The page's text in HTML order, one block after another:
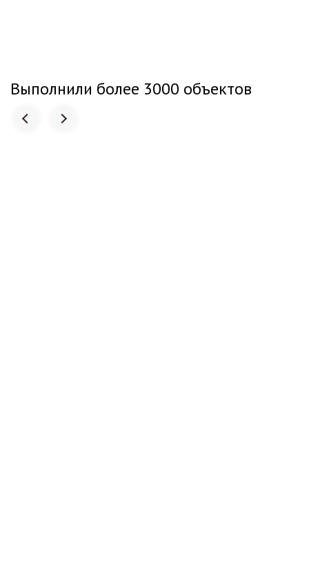
Выполнили более 3000 объектов